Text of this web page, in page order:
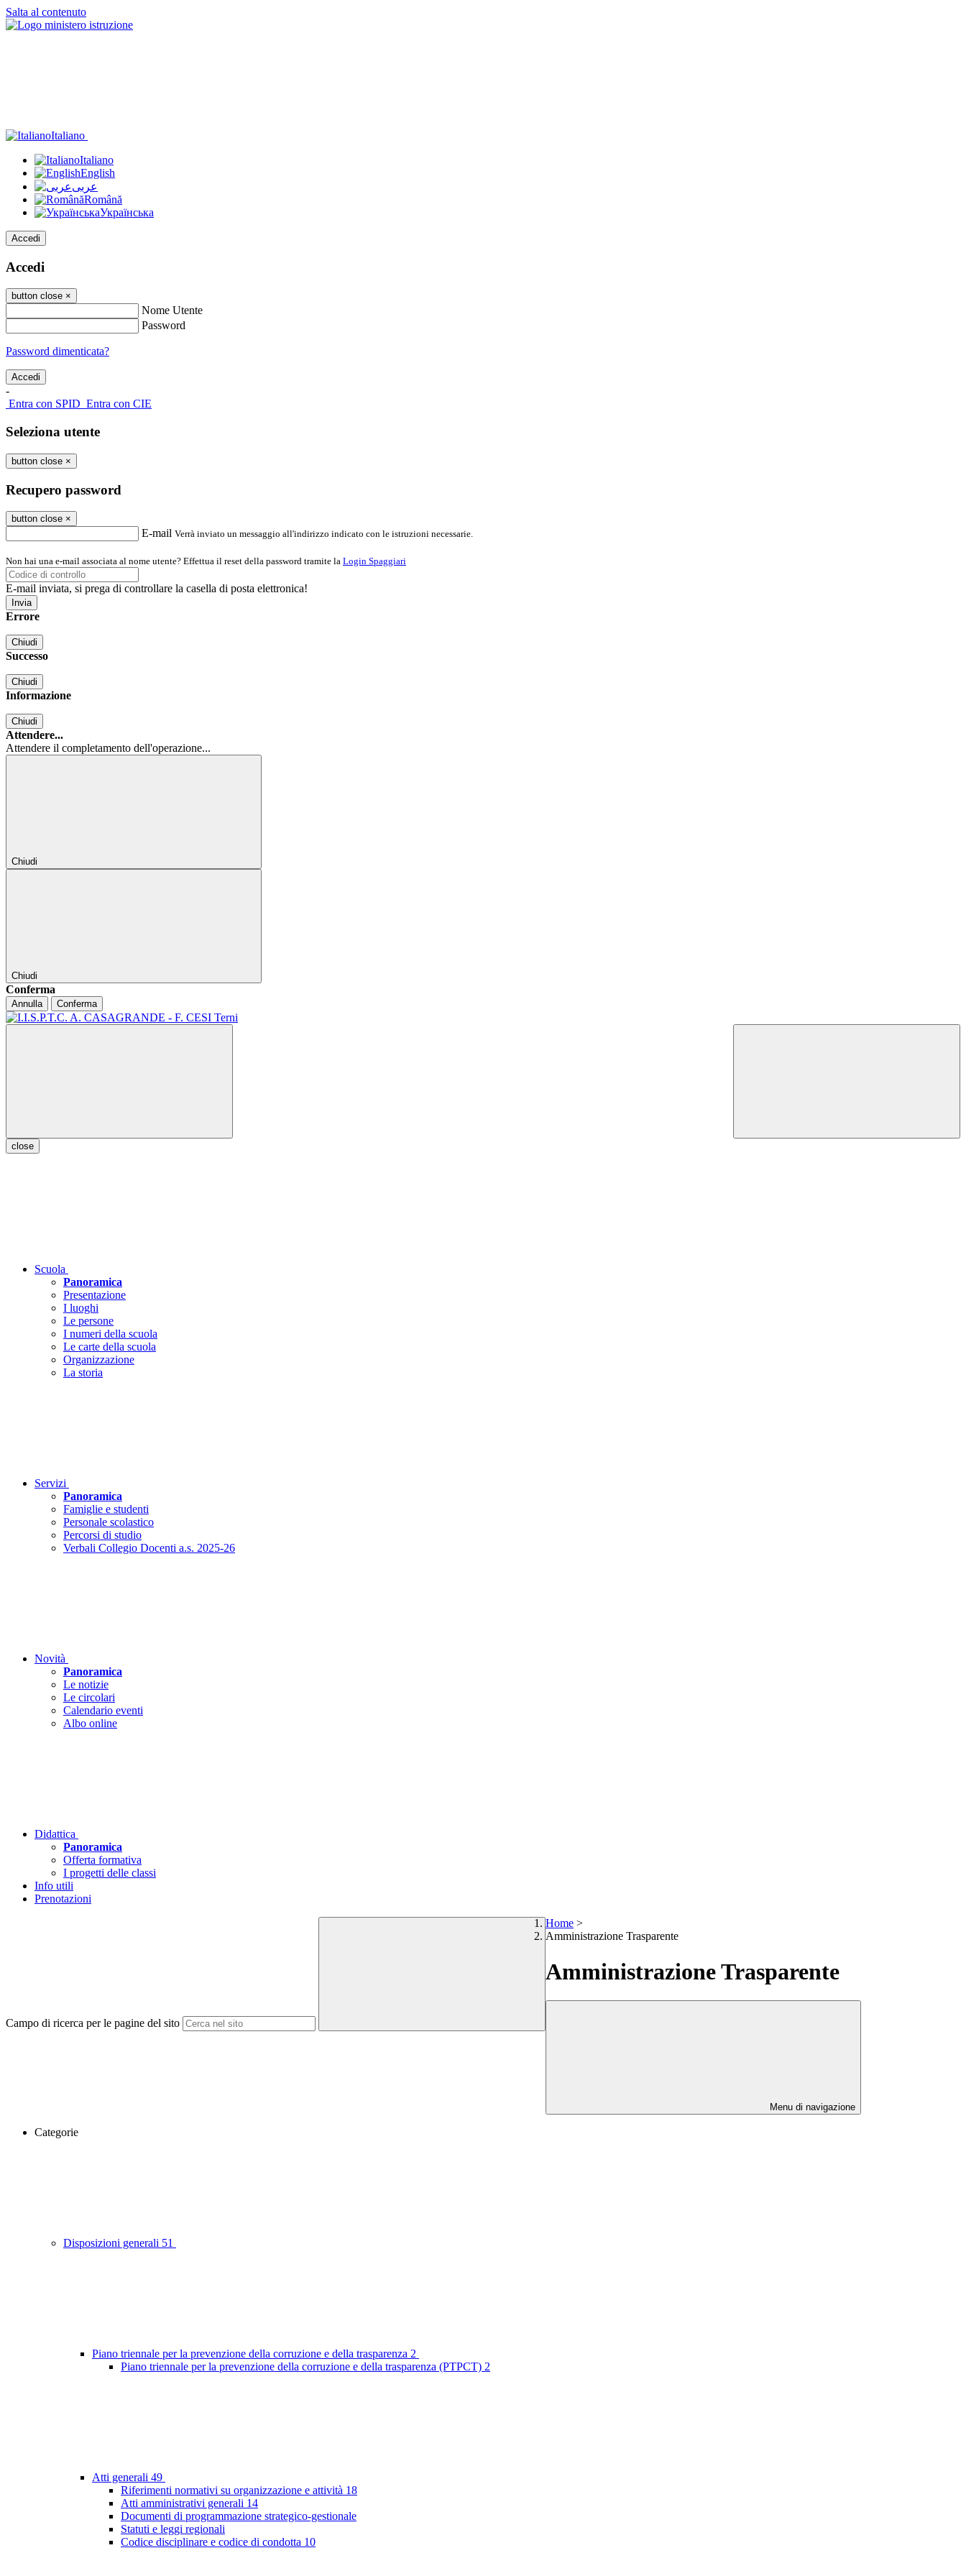
Salta al contenuto
Italiano
Italiano
English
عربى
Română
Українська
Accedi
Accedi
button close ×
Nome Utente
Password
Password dimenticata?
-
Entra con SPID Entra con CIE
Seleziona utente
button close ×
Recupero password
button close ×
E-mail Verrà inviato un messaggio all'indirizzo indicato con le istruzioni necessarie.
Non hai una e-mail associata al nome utente? Effettua il reset della password tramite la Login Spaggiari
E-mail inviata, si prega di controllare la casella di posta elettronica!
Errore
Chiudi
Successo
Chiudi
Informazione
Chiudi
Attendere...
Attendere il completamento dell'operazione...
Chiudi
Chiudi
Conferma
Annulla Conferma
close
Scuola
Panoramica
Presentazione
I luoghi
Le persone
I numeri della scuola
Le carte della scuola
Organizzazione
La storia
Servizi
Panoramica
Famiglie e studenti
Personale scolastico
Percorsi di studio
Verbali Collegio Docenti a.s. 2025-26
Novità
Panoramica
Le notizie
Le circolari
Calendario eventi
Albo online
Didattica
Panoramica
Offerta formativa
I progetti delle classi
Info utili
Prenotazioni
Campo di ricerca per le pagine del sito
Home >
Amministrazione Trasparente
Amministrazione Trasparente
Menu di navigazione
Categorie
Disposizioni generali 51
Piano triennale per la prevenzione della corruzione e della trasparenza 2
Piano triennale per la prevenzione della corruzione e della trasparenza (PTPCT) 2
Atti generali 49
Riferimenti normativi su organizzazione e attività 18
Atti amministrativi generali 14
Documenti di programmazione strategico-gestionale
Statuti e leggi regionali
Codice disciplinare e codice di condotta 10